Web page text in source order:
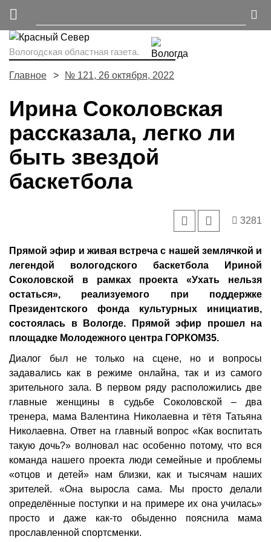
Вологодская областная газета.
Главное № 121, 26 октября, 2022
Ирина Соколовская
рассказала, легко ли
быть звездой
баскетбола
3281
Прямой эфир и живая встреча с нашей землячкой и
легендой вологодского баскетбола Ириной
Соколовской в рамках проекта «Ухать нельзя
остаться», реализуемого при поддержке
Президентского фонда культурных инициатив,
состоялась в Вологде. Прямой эфир прошел на
площадке Молодежного центра ГОРКОМ35.
Диалог был не только на сцене, но и вопросы
задавались как в режиме онлайна, так и из самого
зрительного зала. В первом ряду расположились две
главные женщины в судьбе Соколовской – два
тренера, мама Валентина Николаевна и тётя Татьяна
Николаевна. Ответ на главный вопрос «Как воспитать
такую дочь?» волновал нас особенно потому, что вся
команда нашего проекта люди семейные и проблемы
«отцов и детей» нам близки, как и тысячам наших
зрителей. «Она выросла сама. Мы просто делали
определённые поступки и на примере их она училась»
просто и даже как-то обыденно пояснила мама
прославленной спортсменки.